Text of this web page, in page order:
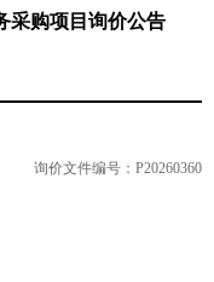
采购项目询价公告
询价文件编号： P20260360